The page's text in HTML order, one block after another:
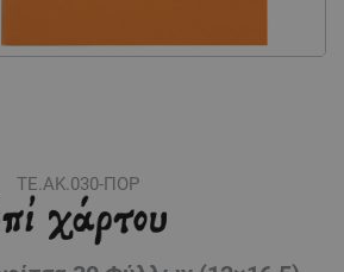
ΤΕ.ΑΚ.030-ΠΟΡ